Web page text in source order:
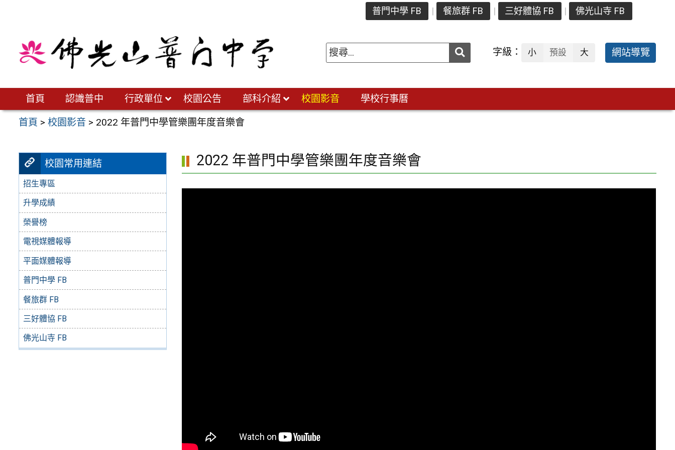
普門中學 FB 餐旅群 FB 三好體協 FB 佛光山寺 FB
送出 字級： 小 預設 大 網站導覽
首頁 認識普中 行政單位 校園公告 部科介紹 校園影音 學校行事曆
首頁 >校園影音 > 2022 年普門中學管樂團年度音樂會
校園常用連結
招生專區
升學成績
榮譽榜
電視媒體報導
平面媒體報導
普門中學 FB
餐旅群 FB
三好體協 FB
佛光山寺 FB
2022 年普門中學管樂團年度音樂會